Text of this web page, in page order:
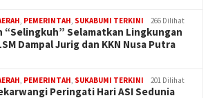
, PEMERINTAH, SUKABUMI TERKINI 266 Dilihat
“Selingkuh” Selamatkan Lingkungan
Dampal Jurig dan KKN Nusa Putra
, PEMERINTAH, SUKABUMI TERKINI 201 Dilihat
Peringati Hari ASI Sedunia